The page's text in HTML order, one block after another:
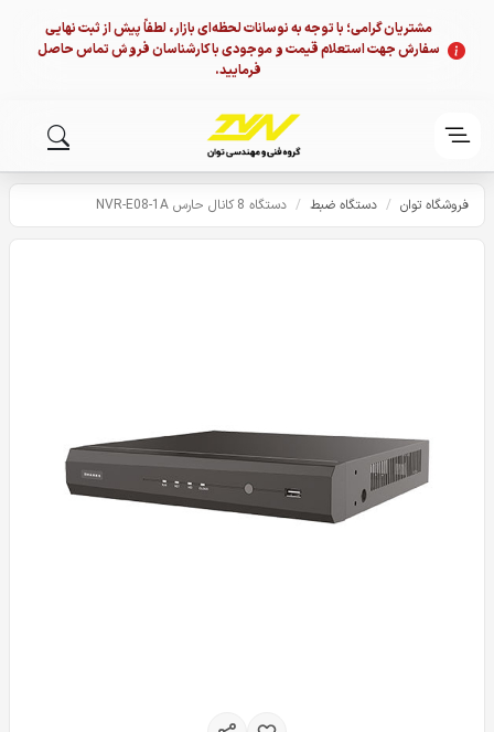
مشتریان گرامی؛ با توجه به نوسانات لحظه‌ای بازار، لطفاً پیش از ثبت نهایی
سفارش جهت استعلام قیمت و موجودی با کارشناسان فروش تماس حاصل
فرمایید.
فروشگاه توان / دستگاه ضبط / دستگاه 8 کانال حارس NVR-E08-1A